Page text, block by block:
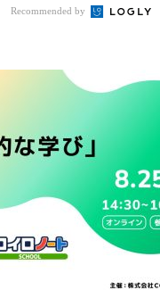
Recommended by